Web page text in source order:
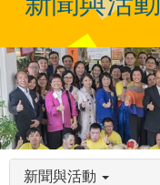
新聞與活動